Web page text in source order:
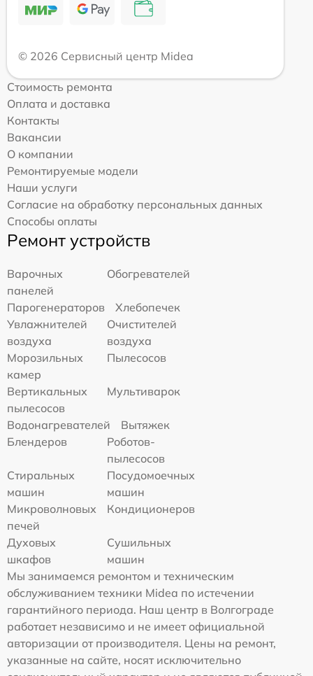
© 2026 Сервисный центр Midea
Стоимость ремонта
Оплата и доставка
Контакты
Вакансии
О компании
Ремонтируемые модели
Наши услуги
Согласие на обработку персональных данных
Способы оплаты
Ремонт устройств
Варочных
панелей
Обогревателей
Парогенераторов
Хлебопечек
Увлажнителей
воздуха
Очистителей
воздуха
Морозильных
камер
Пылесосов
Вертикальных
пылесосов
Мультиварок
Водонагревателей
Вытяжек
Блендеров
Роботов-
пылесосов
Стиральных
машин
Посудомоечных
машин
Микроволновых
печей
Кондиционеров
Духовых
шкафов
Сушильных
машин
Мы занимаемся ремонтом и техническим
обслуживанием техники Midea по истечении
гарантийного периода. Наш центр в Волгограде
работает независимо и не имеет официальной
авторизации от производителя. Цены на ремонт,
указанные на сайте, носят исключительно